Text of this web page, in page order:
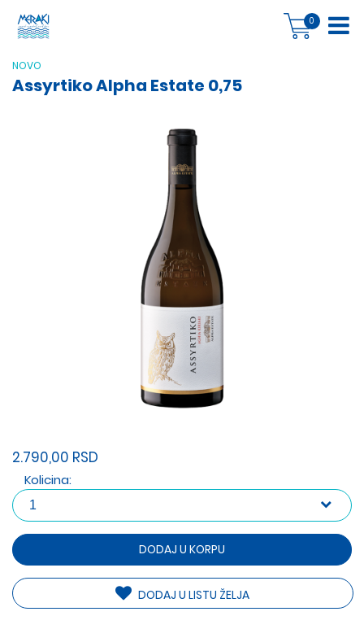
0
NOVO
Assyrtiko Alpha Estate 0,75
2.790,00 RSD
Kolicina:
DODAJ U KORPU
DODAJ U LISTU ŽELJA